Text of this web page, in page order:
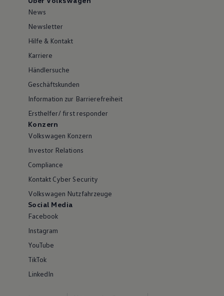
News
Newsletter
Hilfe & Kontakt
Karriere
Händlersuche
Geschäftskunden
Information zur Barrierefreiheit
Ersthelfer/ first responder
Konzern
Volkswagen Konzern
Investor Relations
Compliance
Kontakt Cyber Security
Volkswagen Nutzfahrzeuge
Social Media
Facebook
Instagram
YouTube
TikTok
LinkedIn